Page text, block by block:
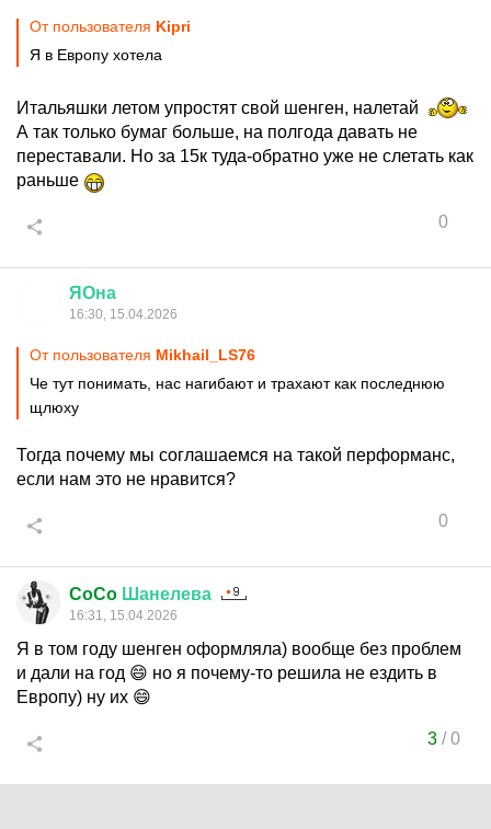
От пользователя Kipri
Я в Европу хотела
Итальяшки летом упростят свой шенген, налетай
А так только бумаг больше, на полгода давать не
переставали. Но за 15к туда-обратно уже не слетать как
раньше
0
ЯОна
16:30, 15.04.2026
От пользователя Mikhail_LS76
Че тут понимать, нас нагибают и трахают как последнюю
щлюху
Тогда почему мы соглашаемся на такой перформанс,
если нам это не нравится?
0
CoCo Шанелева
16:31, 15.04.2026
Я в том году шенген оформляла) вообще без проблем
и дали на год 😄 но я почему-то решила не ездить в
Европу) ну их 😄
3/0